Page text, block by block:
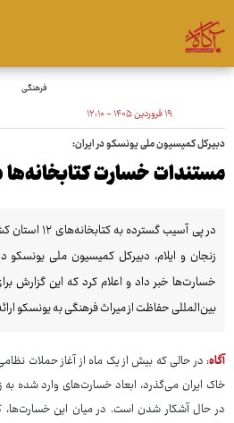
فرهنگی
۱۹ فروردین ۱۴۰۵ - ۱۲:۱۰
دبیرکل کمیسیون ملی یونسکو در ایران:
مستندات خسارت
در پی آسیب
زنجان و ایلام، دبیرکل کمیسیون ملی یونسکو
خسارت‌ها خبر داد و اعلام کرد که این گزارش
بین‌المللی حفاظت از میراث فرهنگی به یونسکو
آگاه: در حالی که بیش از یک ماه از آغاز حملات
خاک ایران می‌گذرد، ابعاد خسارت‌های وارد شده
در حال آشکار شدن است. در میان این خسارت‌ها،